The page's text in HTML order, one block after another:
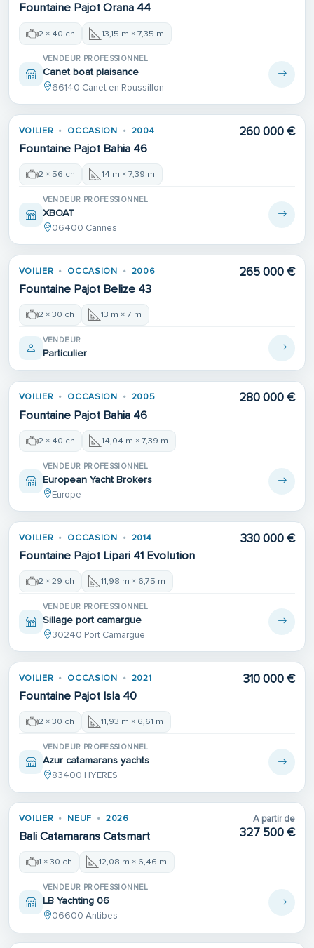
Fountaine Pajot Orana 44
2 × 40 ch 13,15 m × 7,35 m
VENDEUR PROFESSIONNEL
Canet boat plaisance
66140 Canet en Roussillon
VOILIER OCCASION 2004
Fountaine Pajot Bahia 46
260 000 €
2 × 56 ch 14 m × 7,39 m
VENDEUR PROFESSIONNEL
XBOAT
06400 Cannes
VOILIER OCCASION 2006
Fountaine Pajot Belize 43
265 000 €
2 × 30 ch 13 m × 7 m
VENDEUR
Particulier
VOILIER OCCASION 2005
Fountaine Pajot Bahia 46
280 000 €
2 × 40 ch 14,04 m × 7,39 m
VENDEUR PROFESSIONNEL
European Yacht Brokers
Europe
VOILIER OCCASION 2014
Fountaine Pajot Lipari 41 Evolution
330 000 €
2 × 29 ch 11,98 m × 6,75 m
VENDEUR PROFESSIONNEL
Sillage port camargue
30240 Port Camargue
VOILIER OCCASION 2021
Fountaine Pajot Isla 40
310 000 €
2 × 30 ch 11,93 m × 6,61 m
VENDEUR PROFESSIONNEL
Azur catamarans yachts
83400 HYERES
VOILIER NEUF 2026
Bali Catamarans Catsmart
A partir de
327 500 €
1 × 30 ch 12,08 m × 6,46 m
VENDEUR PROFESSIONNEL
LB Yachting 06
06600 Antibes